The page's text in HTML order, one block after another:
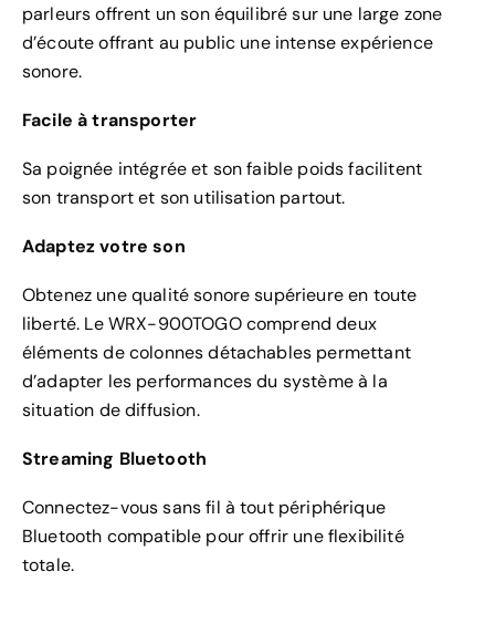
parleurs offrent un son équilibré sur une large zone
d’écoute offrant au public une intense expérience
sonore.
Facile à transporter
Sa poignée intégrée et son faible poids facilitent
son transport et son utilisation partout.
Adaptez votre son
Obtenez une qualité sonore supérieure en toute
liberté. Le WRX-900TOGO comprend deux
éléments de colonnes détachables permettant
d’adapter les performances du système à la
situation de diffusion.
Streaming Bluetooth
Connectez-vous sans fil à tout périphérique
Bluetooth compatible pour offrir une flexibilité
totale.